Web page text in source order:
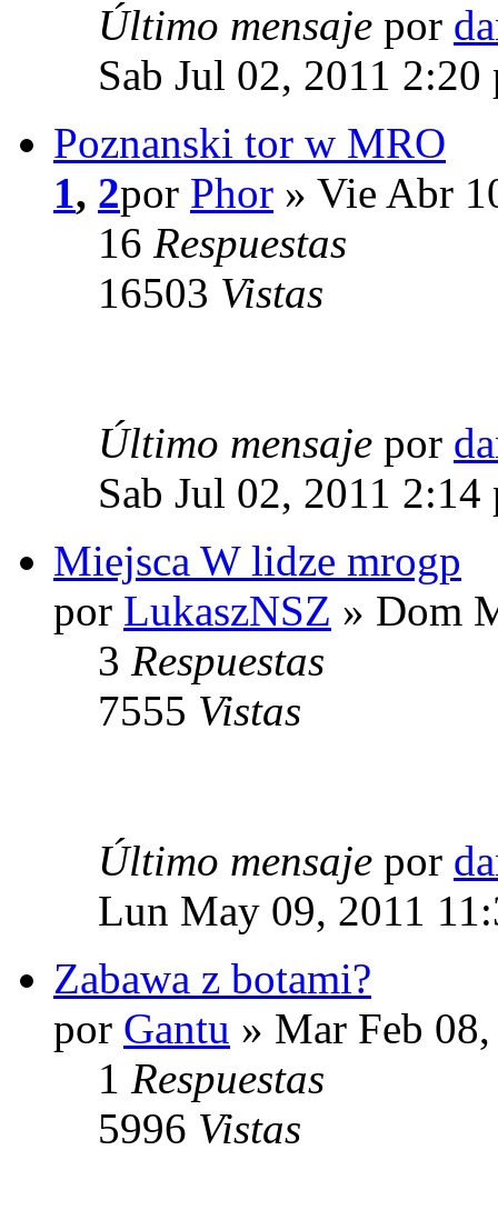
Último mensaje por
Sab Jul 02, 2011 2:20
Poznanski tor w MRO
1, 2por Phor » Vie Abr
16 Respuestas
16503 Vistas
Último mensaje por
Sab Jul 02, 2011 2:14
Miejsca W lidze mrogp
por LukaszNSZ » Dom
3 Respuestas
7555 Vistas
Último mensaje por
Lun May 09, 2011
Zabawa z botami?
por Gantu » Mar Feb
1 Respuestas
5996 Vistas